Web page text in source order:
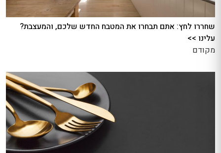
שחררו לחץ: אתם תבחרו את המטבח החדש שלכם, והמעצבת?
עלינו >>
מקודם